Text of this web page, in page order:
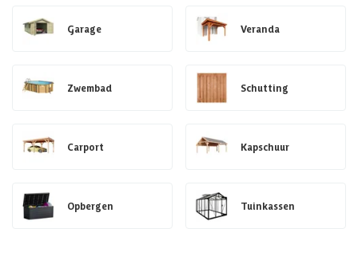
Garage Veranda
Zwembad Schutting
Carport Kapschuur
Opbergen Tuinkassen